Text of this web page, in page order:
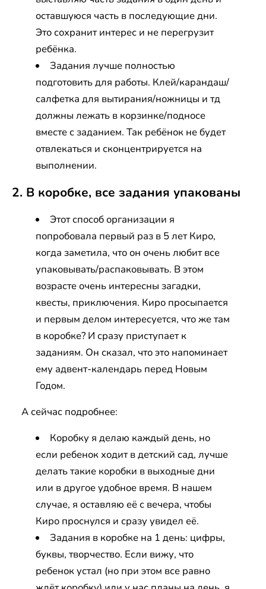
оставшуюся часть в последующие дни.
Это сохранит интерес и не перегрузит
ребёнка.
Задания лучше полностью
подготовить для работы. Клей/карандаш/
салфетка для вытирания/ножницы и тд
должны лежать в корзинке/подносе
вместе с заданием. Так ребёнок не будет
отвлекаться и сконцентрируется на
выполнении.​
2. В коробке, все задания упакованы
Этот способ организации я
попробовала первый раз в 5 лет Киро,
когда заметила, что он очень любит все
упаковывать/распаковывать. В этом
возрасте очень интересны загадки,
квесты, приключения. Киро просыпается
и первым делом интересуется, что же там
в коробке? И сразу приступает к
заданиям. Он сказал, что это напоминает
ему адвент-календарь перед Новым
Годом.
А сейчас подробнее:
Коробку я делаю каждый день, но
если ребенок ходит в детский сад, лучше
делать такие коробки в выходные дни
или в другое удобное время. В нашем
случае, я оставляю её с вечера, чтобы
Киро проснулся и сразу увидел её.
Задания в коробке на 1 день: цифры,
буквы, творчество. Если вижу, что
ребенок устал (но при этом все равно